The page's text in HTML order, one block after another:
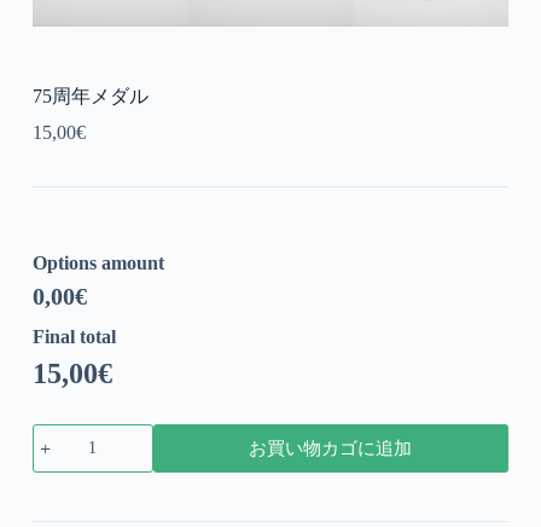
75周年メダル
15,00€
Options amount
0,00€
Final total
15,00€
75
周
年
お買い物カゴに追加